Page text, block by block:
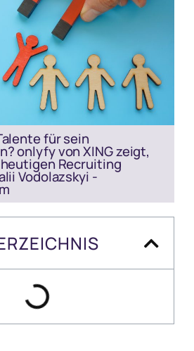
für sein
onlyfy von XING zeigt,
Recruiting
Vodolazskyi -